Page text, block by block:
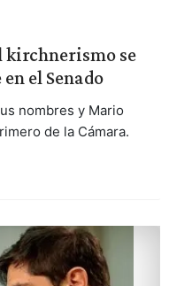
kirchnerismo se
el Senado
nombres y Mario
de la Cámara.